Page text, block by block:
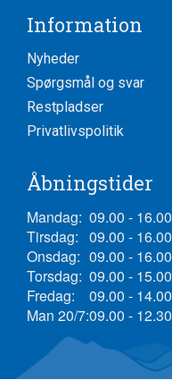
Information
Nyheder
Spørgsmål og svar
Restpladser
Privatlivspolitik
Åbningstider
Mandag: 09.00 - 16.00
Tirsdag: 09.00 - 16.00
Onsdag: 09.00 - 16.00
Torsdag: 09.00 - 15.00
Fredag:
09.00 - 14.00
Man 20/7:09.00 - 12.30